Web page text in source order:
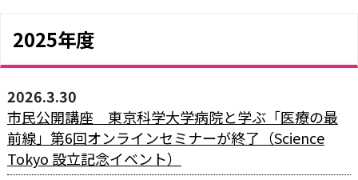
2025年度
2026.3.30
市民公開講座 東京科学大学病院と学ぶ「医療の最
前線」第6回オンラインセミナーが終了（Science
Tokyo 設立記念イベント）